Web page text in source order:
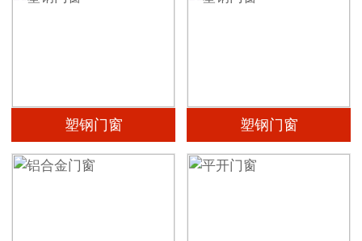
塑钢门窗 塑钢门窗